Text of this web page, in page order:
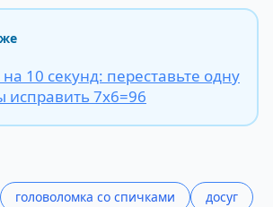
10 секунд: переставьте одну
исправить 7х6=96
головоломка со спичками досуг